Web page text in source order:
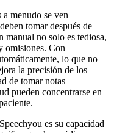
menudo se ven
tomar después de
manual no solo es tediosa,
omisiones. Con
lo que no
la precisión de los
de tomar notas
pueden concentrarse en
es su capacidad